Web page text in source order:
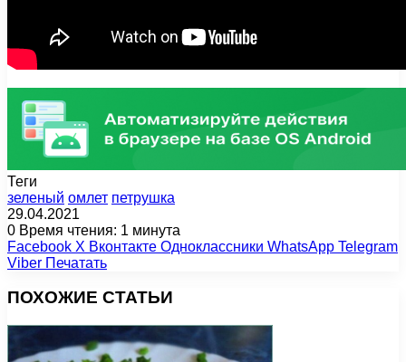
Теги
зеленый омлет петрушка
29.04.2021
0 Время чтения: 1 минута
Facebook X Вконтакте Одноклассники WhatsApp Telegram
Viber Печатать
ПОХОЖИЕ СТАТЬИ